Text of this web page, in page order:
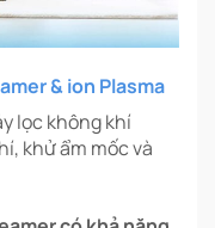
& ion Plasma
lọc không khí
khử ẩm mốc và